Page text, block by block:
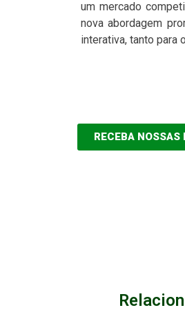
um mercado
nova abordagem
interativa, tanto para
RECEBA